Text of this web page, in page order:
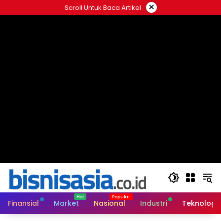
ke
Scroll Untuk Baca Artikel ×
Finansial Market Nasional Industri Teknologi